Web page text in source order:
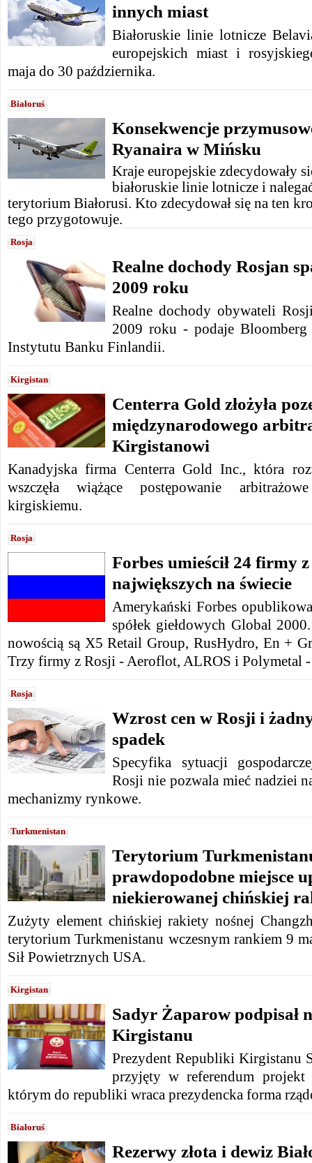
innych miast
Białoruskie linie lotnicze
europejskich miast i
maja do 30 października.
Białoruś
Konsekwencje
Ryanaira w Mińsku
Kraje europejskie zdecydowały
białoruskie linie lotnicze i
terytorium Białorusi. Kto zdecydował się na ten
tego przygotowuje.
Rosja
Realne dochody Rosjan
2009 roku
Realne dochody obywateli
2009 roku - podaje Bloomberg
Instytutu Banku Finlandii.
Kirgistan
Centerra Gold złożyła
międzynarodowego
Kirgistanowi
Kanadyjska firma Centerra Gold Inc., która
wszczęła wiążące postępowanie
kirgiskiemu.
Rosja
Forbes umieścił 24 firmy
największych na świecie
Amerykański Forbes
spółek giełdowych Global
nowością są X5 Retail Group, RusHydro, En +
Trzy firmy z Rosji - Aeroflot, ALROS i Polymetal -
Rosja
Wzrost cen w Rosji i
spadek
Specyfika sytuacji
Rosji nie pozwala mieć nadziei
mechanizmy rynkowe.
Turkmenistan
Terytorium
prawdopodobne miejsce
niekierowanej chińskiej
Zużyty element chińskiej rakiety nośnej
terytorium Turkmenistanu wczesnym rankiem 9
Sił Powietrznych USA.
Kirgistan
Sadyr Żaparow podpisał
Kirgistanu
Prezydent Republiki Kirgistanu
przyjęty w referendum
którym do republiki wraca prezydencka forma
Białoruś
Rezerwy złota i dewiz